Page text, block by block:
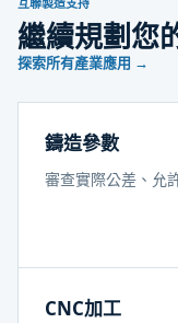
繼續規劃您
探索所有產業應用 →
鑄造參數
審查實際公差、允
CNC加工